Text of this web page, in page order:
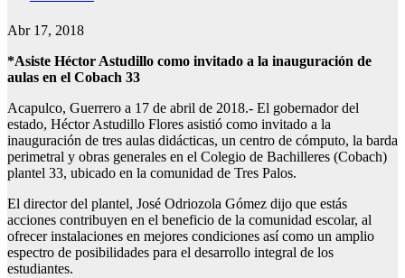
Abr 17, 2018
*Asiste Héctor Astudillo como invitado a la inauguración de
aulas en el Cobach 33
Acapulco, Guerrero a 17 de abril de 2018.- El gobernador del
estado, Héctor Astudillo Flores asistió como invitado a la
inauguración de tres aulas didácticas, un centro de cómputo, la barda
perimetral y obras generales en el Colegio de Bachilleres (Cobach)
plantel 33, ubicado en la comunidad de Tres Palos.
El director del plantel, José Odriozola Gómez dijo que estás
acciones contribuyen en el beneficio de la comunidad escolar, al
ofrecer instalaciones en mejores condiciones así como un amplio
espectro de posibilidades para el desarrollo integral de los
estudiantes.